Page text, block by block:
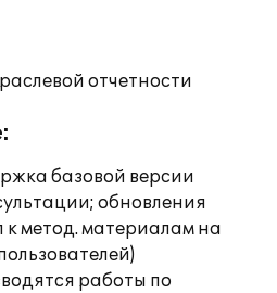
отчетности
базовой версии
обновления
к метод. материалам на
работы по